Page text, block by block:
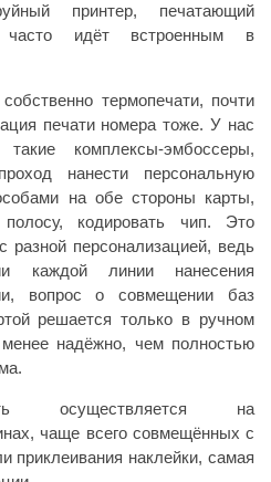
принтер, печатающий
часто идёт встроенным в
термопечати, почти
печати номера тоже. У нас
комплексы-эмбоссеры,
нанести персональную
на обе стороны карты,
полосу, кодировать чип. Это
разной персонализацией, ведь
каждой линии нанесения
вопрос о совмещении баз
решается только в ручном
надёжно, чем полностью
осуществляется на
чаще всего совмещённых с
приклеивания наклейки, самая